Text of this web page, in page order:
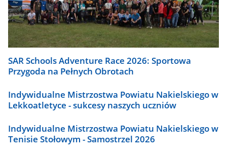
SAR Schools Adventure Race 2026: Sportowa
Przygoda na Pełnych Obrotach
Indywidualne Mistrzostwa Powiatu Nakielskiego w
Lekkoatletyce - sukcesy naszych uczniów
Indywidualne Mistrzostwa Powiatu Nakielskiego w
Tenisie Stołowym - Samostrzel 2026